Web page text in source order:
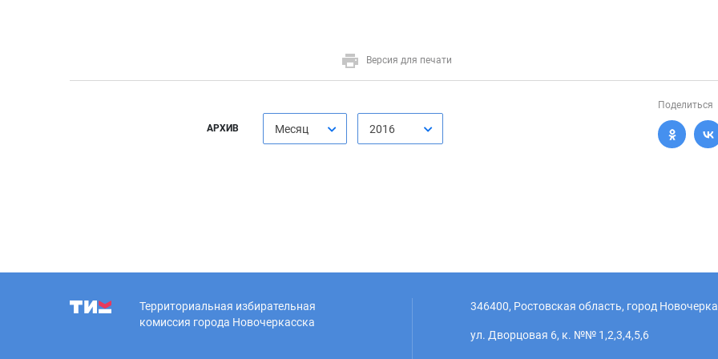
Версия для печати
АРХИВ Месяц 2016
Поделиться
Территориальная избирательная
комиссия города Новочеркасска
346400, Ростовская область, город
ул. Дворцовая 6, к. №№ 1,2,3,4,5,6